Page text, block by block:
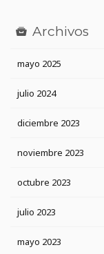
Archivos
mayo 2025
julio 2024
diciembre 2023
noviembre 2023
octubre 2023
julio 2023
mayo 2023